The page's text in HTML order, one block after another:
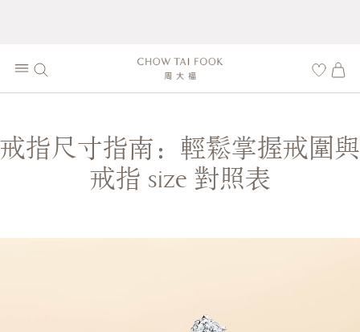
戒指尺寸指南：輕鬆掌握戒圍與
戒指 size 對照表